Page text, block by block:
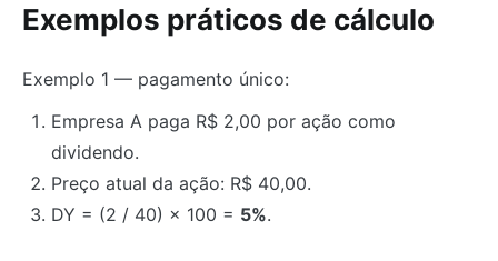
Exemplos práticos de cálculo
Exemplo 1 — pagamento único:
Empresa A paga R$ 2,00 por ação como
dividendo.
Preço atual da ação: R$ 40,00.
DY = (2 / 40) × 100 = 5%.